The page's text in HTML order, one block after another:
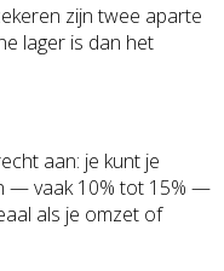
zijn twee aparte
lager is dan het
aan: je kunt je
— vaak 10% tot 15% —
als je omzet of